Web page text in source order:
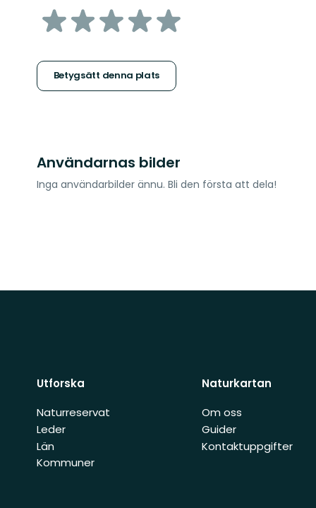
av
stjärnor
Betygsätt denna plats
Användarnas bilder
Inga användarbilder ännu. Bli den första att dela!
Utforska
Naturreservat
Leder
Län
Kommuner
Naturkartan
Om oss
Guider
Kontaktuppgifter